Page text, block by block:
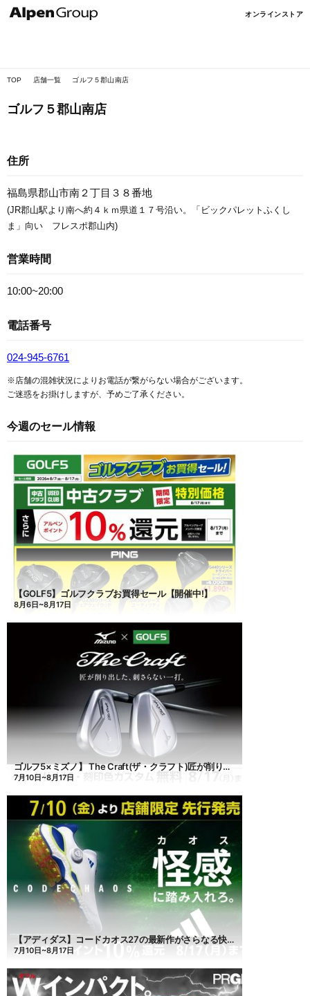
オンラインストア
TOP 店舗一覧 ゴルフ５郡山南店
ゴルフ５郡山南店
住所
福島県郡山市南２丁目３８番地
(JR郡山駅より南へ約４ｋｍ県道１７号沿い。「ビックパレットふくし
ま」向い フレスポ郡山内)
営業時間
10:00~20:00
電話番号
024-945-6761
※店舗の混雑状況によりお電話が繋がらない場合がございます。
ご迷惑をお掛けしますが、予めご了承ください。
今週のセール情報